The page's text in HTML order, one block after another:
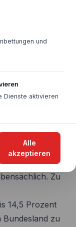
die
nicht ins
Zu
14,5 Prozent
Bundesland zu
und
Dienste aktivieren
Alle
akzeptieren